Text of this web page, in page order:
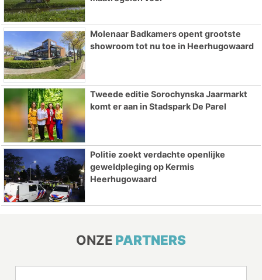
Molenaar Badkamers opent grootste
showroom tot nu toe in Heerhugowaard
Tweede editie Sorochynska Jaarmarkt
komt er aan in Stadspark De Parel
Politie zoekt verdachte openlijke
geweldpleging op Kermis
Heerhugowaard
ONZE PARTNERS